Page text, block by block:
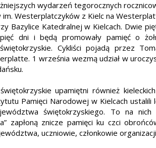
wydarzeń tegorocznych
im. Westerplatczyków z Kielc na
Bazylice Katedralnej w Kielcach. Dwie
dni i będą promowały pamięć o
Cykliści pojadą przez
1 września wezmą udział w
upamiętni również
Pamięci Narodowej w Kielcach
świętokrzyskiego. To na
zapłoną znicze pamięci ku czci
uczniowie, członkowie